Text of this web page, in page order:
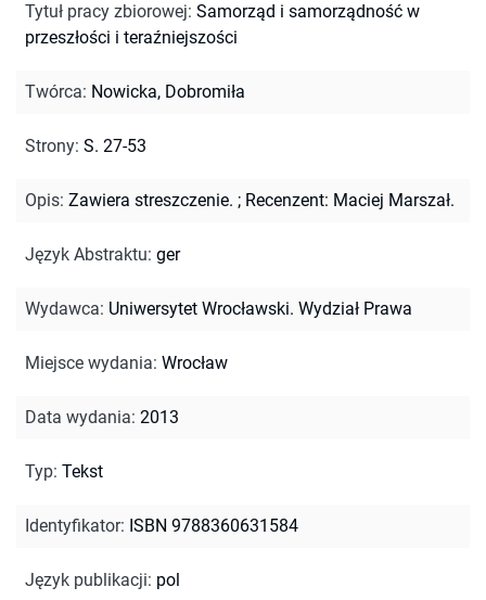
Tytuł pracy zbiorowej: Samorząd i samorządność w
przeszłości i teraźniejszości
Twórca: Nowicka, Dobromiła
Strony: S. 27-53
Opis: Zawiera streszczenie. ; Recenzent: Maciej Marszał.
Język Abstraktu: ger
Wydawca: Uniwersytet Wrocławski. Wydział Prawa
Miejsce wydania: Wrocław
Data wydania: 2013
Typ: Tekst
Identyfikator: ISBN 9788360631584
Język publikacji: pol